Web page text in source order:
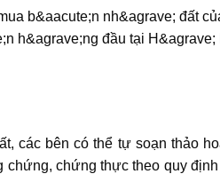
các bên có thể tự soạn thảo
chứng thực theo quy